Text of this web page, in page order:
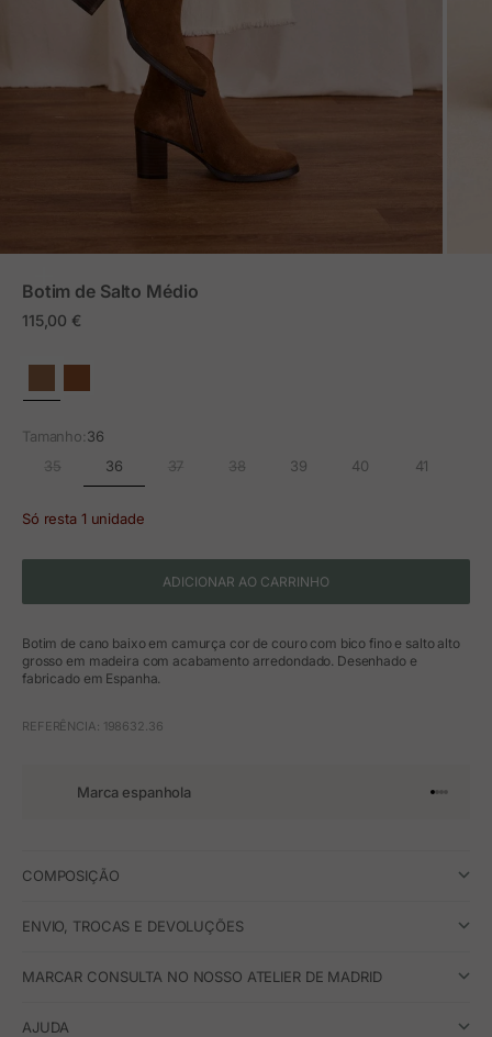
Botim de Salto Médio
Preço em promoção
115,00 €
Tamanho:36
35
36 37 38 39 40 41
Só resta 1 unidade
ADICIONAR AO CARRINHO
Botim de cano baixo em camurça cor de couro com bico fino e salto alto
grosso em madeira com acabamento arredondado. Desenhado e
fabricado em Espanha.
REFERÊNCIA: 198632.36
Marca espanhola Ir para o
Ir para
Ir para
Ir para
COMPOSIÇÃO
ENVIO, TROCAS E DEVOLUÇÕES
MARCAR CONSULTA NO NOSSO ATELIER DE MADRID
AJUDA